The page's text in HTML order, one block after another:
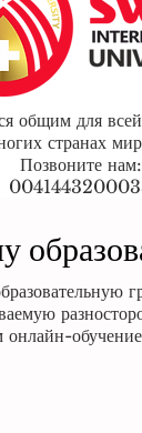
общим для
странах
Позвоните нам:
онлайн-